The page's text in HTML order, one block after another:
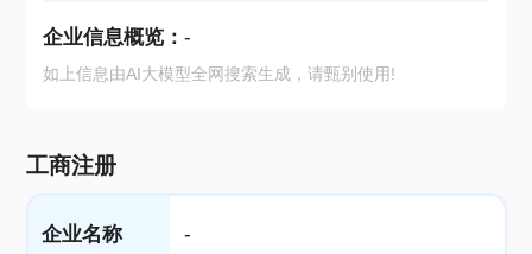
企业信息概览： -
如上信息由AI大模型全网搜索生成，请甄别使用!
工商注册
企业名称 -